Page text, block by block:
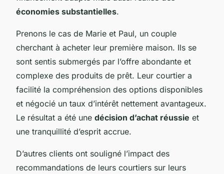
économies substantielles.
Prenons le cas de Marie et Paul, un couple
cherchant à acheter leur première maison. Ils se
sont sentis submergés par l’offre abondante et
complexe des produits de prêt. Leur courtier a
facilité la compréhension des options disponibles
et négocié un taux d’intérêt nettement avantageux.
Le résultat a été une décision d’achat réussie et
une tranquillité d’esprit accrue.
D’autres clients ont souligné l’impact des
recommandations de leurs courtiers sur leurs